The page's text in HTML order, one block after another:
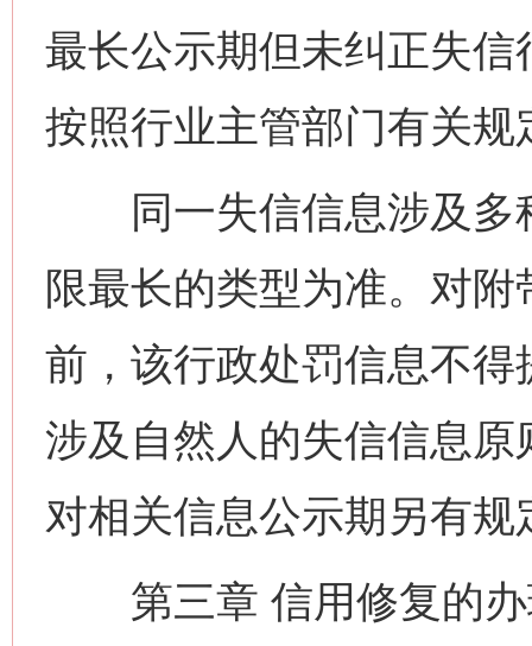
最长公示期但未纠正失
按照行业主管部门有关规
同一失信信息涉及多
限最长的类型为准。对
前，该行政处罚信息不得
涉及自然人的失信信息
对相关信息公示期另有
第三章 信用修复的办